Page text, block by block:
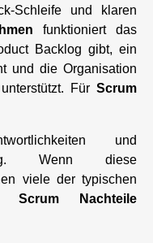
Schleife und klaren
funktioniert das
Backlog gibt, ein
und die Organisation
Für Scrum
und
Wenn diese
viele der typischen
Scrum Nachteile